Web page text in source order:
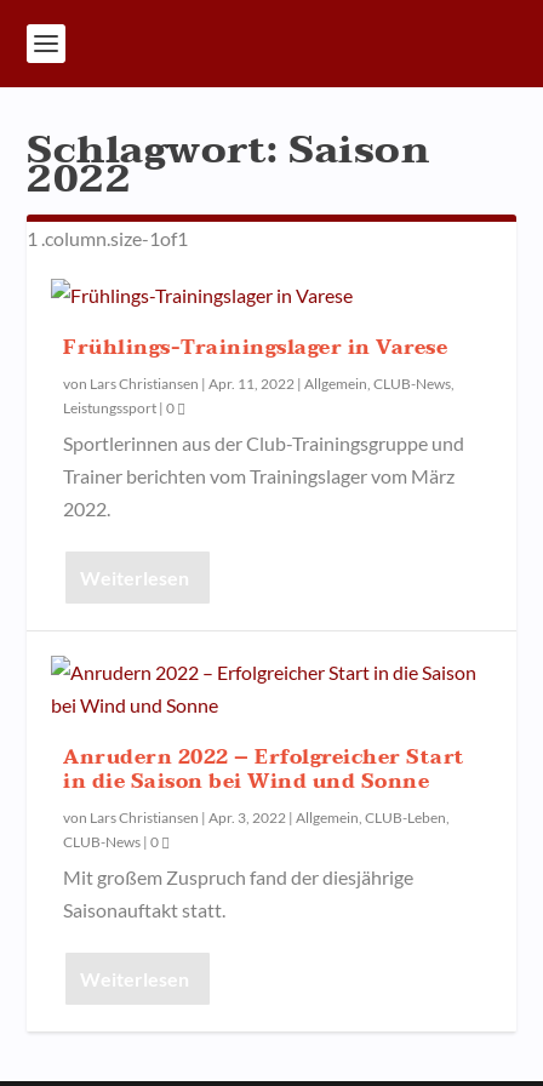
Schlagwort: Saison
2022
Frühlings-Trainingslager in Varese
von Lars Christiansen |Apr. 11, 2022 |Allgemein,CLUB-News,
Leistungssport |0
Sportlerinnen aus der Club-Trainingsgruppe und
Trainer berichten vom Trainingslager vom März
2022.
Weiterlesen
Anrudern 2022 – Erfolgreicher Start
in die Saison bei Wind und Sonne
von Lars Christiansen |Apr. 3, 2022 |Allgemein,CLUB-Leben,
CLUB-News |0
Mit großem Zuspruch fand der diesjährige
Saisonauftakt statt.
Weiterlesen